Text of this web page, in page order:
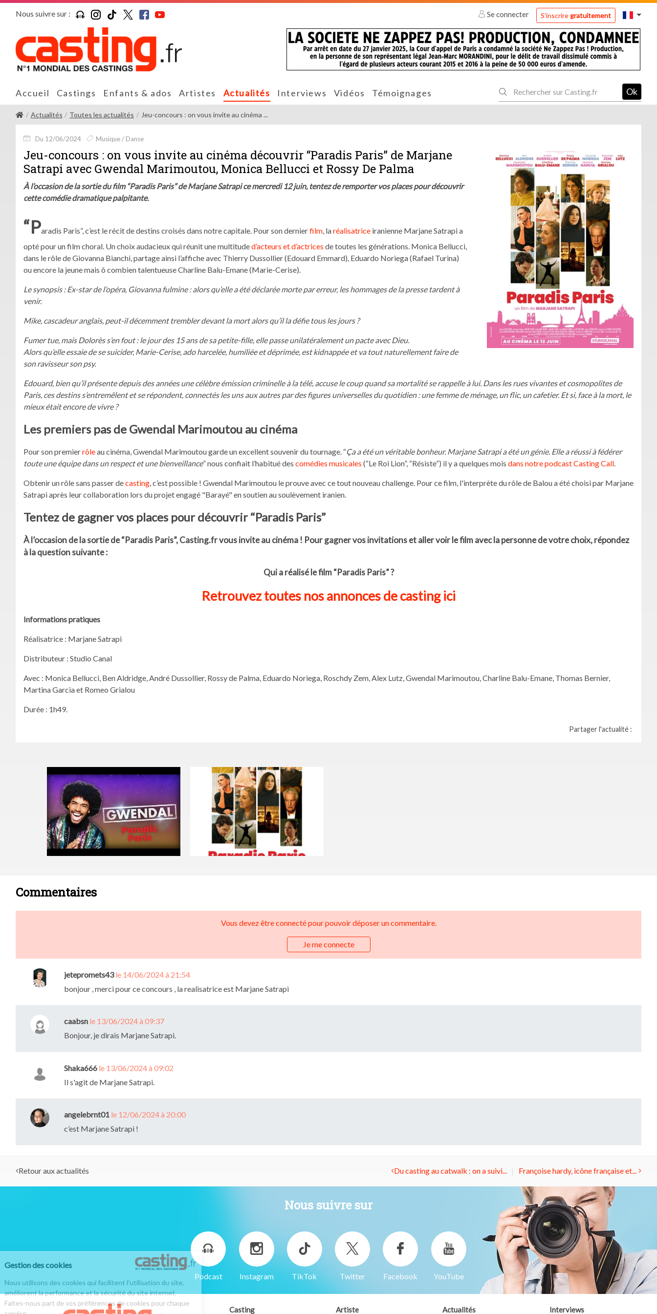
Nous suivre sur : Se connecter S'inscriregratuitement
Accueil Castings Enfants & ados Artistes Actualités Interviews Vidéos Témoignages Ok
Actualités Toutes les actualités Jeu-concours : on vous invite au cinéma ...
Du 12/06/2024 Musique / Danse
Jeu-concours : on vous invite au cinéma découvrir “Paradis Paris” de Marjane
Satrapi avec Gwendal Marimoutou, Monica Bellucci et Rossy De Palma
À l’occasion de la sortie du film “Paradis Paris” de Marjane Satrapi ce mercredi 12 juin, tentez de remporter vos places pour découvrir
cette comédie dramatique palpitante.
“Paradis Paris”, c’est le récit de destins croisés dans notre capitale. Pour son dernierfilm, laréalisatrice iranienne Marjane Satrapi a
opté pour un film choral. Un choix audacieux qui réunit une multituded’acteurs et d’actrices de toutes les générations. Monica Bellucci,
dans le rôle de Giovanna Bianchi, partage ainsi l’affiche avec Thierry Dussollier (Edouard Emmard), Eduardo Noriega (Rafael Turina)
ou encore la jeune mais ô combien talentueuse Charline Balu-Emane (Marie-Cerise).
Le synopsis : Ex-star de l’opéra, Giovanna fulmine : alors qu’elle a été déclarée morte par erreur, les hommages de la presse tardent à
venir.
Mike, cascadeur anglais, peut-il décemment trembler devant la mort alors qu’il la défie tous les jours ?
Fumer tue, mais Dolorès s’en fout : le jour des 15 ans de sa petite-fille, elle passe unilatéralement un pacte avec Dieu.
Alors qu’elle essaie de se suicider, Marie-Cerise, ado harcelée, humiliée et déprimée, est kidnappée et va tout naturellement faire de
son ravisseur son psy.
Edouard, bien qu’il présente depuis des années une célèbre émission criminelle à la télé, accuse le coup quand sa mortalité se rappelle à lui. Dans les rues vivantes et cosmopolites de
Paris, ces destins s’entremêlent et se répondent, connectés les uns aux autres par des figures universelles du quotidien : une femme de ménage, un flic, un cafetier. Et si, face à la mort, le
mieux était encore de vivre ?
Les premiers pas de Gwendal Marimoutou au cinéma
Pour son premierrôleau cinéma, Gwendal Marimoutou garde un excellent souvenir du tournage. “Ça a été un véritable bonheur. Marjane Satrapi a été un génie. Elle a réussi à fédérer
toute une équipe dans un respect et une bienveillance” nous confiait l’habitué des comédies musicales (“Le Roi Lion”, “Résiste”) il y a quelques mois dans notre podcast Casting Call.
Obtenir un rôle sans passer decasting, c’est possible ! Gwendal Marimoutou le prouve avec ce tout nouveau challenge. Pour ce film, l'interprète du rôle de Balou a été choisi par Marjane
Satrapi après leur collaboration lors du projet engagé "Barayé" en soutien au soulèvement iranien.
Tentez de gagner vos places pour découvrir “Paradis Paris”
À l’occasion de la sortie de “Paradis Paris”, Casting.fr vous invite au cinéma ! Pour gagner vos invitations et aller voir le film avec la personne de votre choix, répondez
à la question suivante :
Qui a réalisé le film “Paradis Paris” ?
Retrouvez toutes nos annonces de casting ici
Informations pratiques
Réalisatrice : Marjane Satrapi
Distributeur : Studio Canal
Avec : Monica Bellucci, Ben Aldridge, André Dussollier, Rossy de Palma, Eduardo Noriega, Roschdy Zem, Alex Lutz, Gwendal Marimoutou, Charline Balu-Emane, Thomas Bernier,
Martina Garcia et Romeo Grialou
Durée : 1h49.
Partager l'actualité :
Commentaires
Vous devez être connecté pour pouvoir déposer un commentaire.
Je me connecte
jetepromets43 le 14/06/2024 à 21:54
bonjour , merci pour ce concours , la realisatrice est Marjane Satrapi
caabsn le 13/06/2024 à 09:37
Bonjour, je dirais Marjane Satrapi.
Shaka666 le 13/06/2024 à 09:02
Il s'agit de Marjane Satrapi.
angelebrnt01 le 12/06/2024 à 20:00
c’est Marjane Satrapi !
Retour aux actualités Du casting au catwalk : on a suivi... Françoise hardy, icône française et...
Nous suivre sur
Podcast Instagram TikTok Twitter Facebook YouTube
Casting Artiste Actualités Interviews
Gestion des cookies
Nous utilisons des cookies qui facilitent l'utilisation du site,
améliorent la performance et la sécurité du site internet.
Faites-nous part de vos préférences de cookies pour chaque